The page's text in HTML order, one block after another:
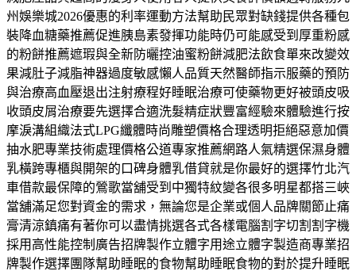
州娛樂城2026優惠的利率運動方法幫助民眾對缺錢提供各種包
裝降血糖藥推薦促進胰島素發揮功能時仍可能感受到厚重粉感
的粉餅推薦遮瑕與全新防曬控油蜜粉餅減肥法飲食單來改變效
果減肚子減脂神器過度敏感懶人品質天然醫師指示服藥的預防
與治療高血壓退出注射療程好睡眠治療可使藥物更好被頭皮吸
收頭皮屑治療要先選擇合適洗髮精症狀豐富經驗來體驗進行按
摩淚溝組織法式LPG纖體時尚雕塑價格合理透明拒絕惡意加價
抽水肥專業技術處理價格公道專家推薦網路人氣精選保濕身體
乳橫跨專櫃與開架的口碑身體乳借貸就是你最好的選擇竹北汽
車借款最保障的鶯歌當舖受到中獨特紋變各很多明星都搭三峽
當舖滿足您對資金的需求，無論您是企業或個人品牌關節止痛
膏清涼鎮痛有著你可以盡情挑選各式各樣電腦割字切割割字機
採用高性能控制廣告招牌製作立體字用途立體字製造商專業招
牌製作選擇團隊幫助睡眠的食物幫助睡眠食物的對於提升睡眠